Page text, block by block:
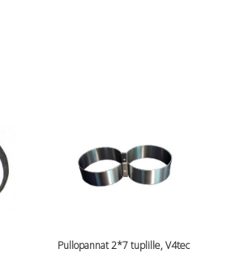
Pullopannat 2*7 tuplille, V4tec